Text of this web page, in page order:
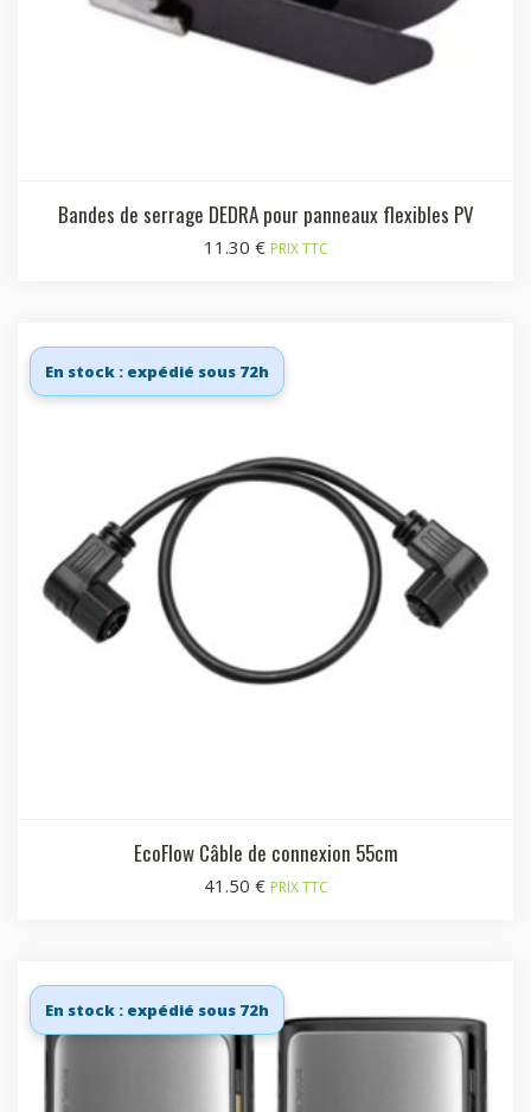
Bandes de serrage DEDRA pour panneaux flexibles PV
11.30 € PRIX TTC
En stock : expédié sous 72h
EcoFlow Câble de connexion 55cm
41.50 € PRIX TTC
En stock : expédié sous 72h